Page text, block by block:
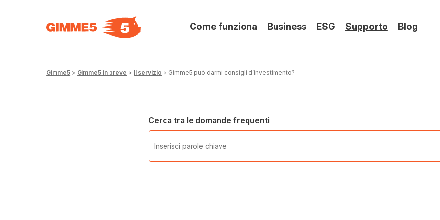
Come funziona Business ESG Supporto Blog(si
Gimme5 > Gimme5 in breve > Il servizio > Gimme5 può darmi consigli d’investimento?
Cerca tra le domande frequenti